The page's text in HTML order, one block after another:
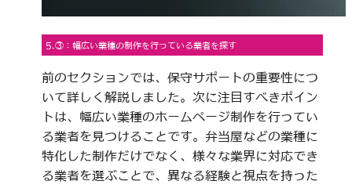
5.③：幅広い業種の制作を行っている業者を探す
前のセクションでは、保守サポートの重要性につ
いて詳しく解説しました。次に注目すべきポイン
トは、幅広い業種のホームページ制作を行ってい
る業者を見つけることです。弁当屋などの業種に
特化した制作だけでなく、様々な業界に対応でき
る業者を選ぶことで、異なる経験と視点を持った